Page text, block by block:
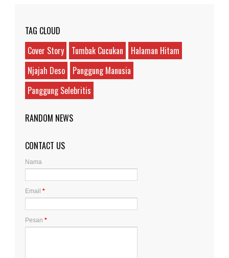
TAG CLOUD
Cover Story
Tumbak Cucukan
Halaman Hitam
Njajah Deso
Panggung Manusia
Panggung Selebritis
RANDOM NEWS
CONTACT US
Nama
Email *
Pesan *